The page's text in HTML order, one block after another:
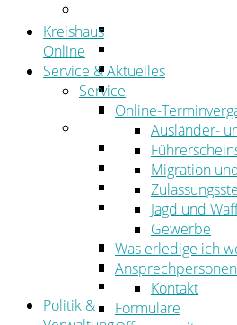
Ansprechpersonen
Formulare
Öffnungszeiten
Aktuelles
Stellenangebote
Azubiportal
Pressemitteilungen
Zustellungen
Amtsblatt
Öffentliche
Politik &
Kreishaus
Online
Service & Aktuelles
Service
Online-
Ausländer-
Migration
Jagd und
Gewerbe
Was erledige ich
Ansprechpersonen
Kontakt
Formulare